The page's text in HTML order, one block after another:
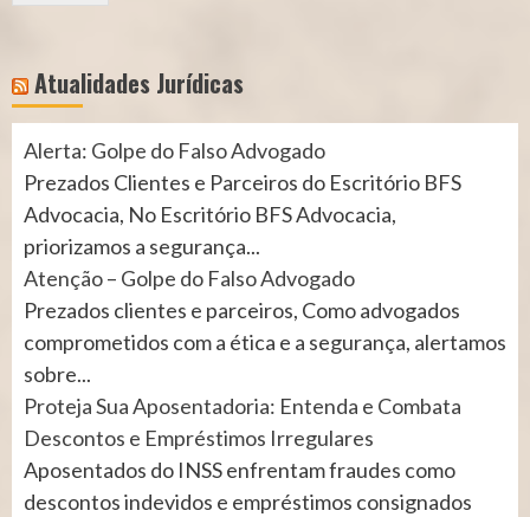
Atualidades Jurídicas
Alerta: Golpe do Falso Advogado
Prezados Clientes e Parceiros do Escritório BFS
Advocacia, No Escritório BFS Advocacia,
priorizamos a segurança...
Atenção – Golpe do Falso Advogado
Prezados clientes e parceiros, Como advogados
comprometidos com a ética e a segurança, alertamos
sobre...
Proteja Sua Aposentadoria: Entenda e Combata
Descontos e Empréstimos Irregulares
Aposentados do INSS enfrentam fraudes como
descontos indevidos e empréstimos consignados